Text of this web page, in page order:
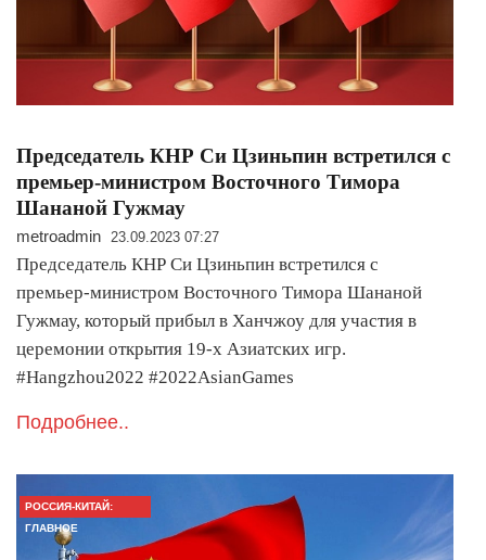
Председатель КНР Си Цзиньпин встретился с
премьер-министром Восточного Тимора
Шананой Гужмау
metroadmin 23.09.2023 07:27
Председатель КНР Си Цзиньпин встретился с
премьер-министром Восточного Тимора Шананой
Гужмау, который прибыл в Ханчжоу для участия в
церемонии открытия 19-х Азиатских игр.
#Hangzhou2022 #2022AsianGames
Подробнее..
РОССИЯ-КИТАЙ:
ГЛАВНОЕ